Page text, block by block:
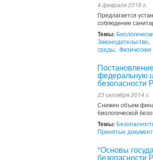
4 февраля 2016 г.
Предлагается
соблюдение
Темы:
Законодательство,
среды,
федеральную
безопасности
23 октября 2014 г.
Снижен объем
биологической
Темы:
Принятые
"Основы
безопасности